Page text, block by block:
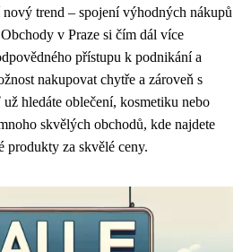
trend – spojení výhodných nákupů
v Praze si čím dál více
přístupu k podnikání a
nakupovat chytře a zároveň s
hledáte oblečení, kosmetiku nebo
skvělých obchodů, kde najdete
produkty za skvělé ceny.